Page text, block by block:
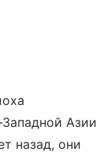
Азии
назад, они